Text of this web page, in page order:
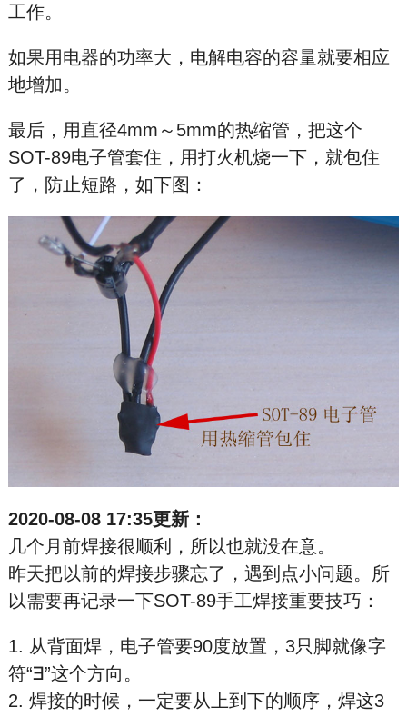
工作。
如果用电器的功率大，电解电容的容量就要相应
地增加。
最后，用直径4mm～5mm的热缩管，把这个
SOT-89电子管套住，用打火机烧一下，就包住
了，防止短路，如下图：
2020-08-08 17:35更新：
几个月前焊接很顺利，所以也就没在意。
昨天把以前的焊接步骤忘了，遇到点小问题。所
以需要再记录一下SOT-89手工焊接重要技巧：
1. 从背面焊，电子管要90度放置，3只脚就像字
符“∃”这个方向。
2. 焊接的时候，一定要从上到下的顺序，焊这3